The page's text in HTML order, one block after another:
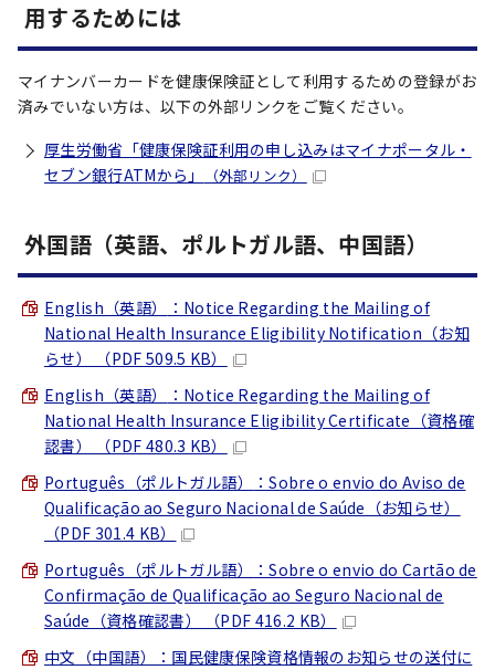
用するためには
マイナンバーカードを健康保険証として利用するための登録がお
済みでいない方は、以下の外部リンクをご覧ください。
厚生労働省「健康保険証利用の申し込みはマイナポータル・
セブン銀行ATMから」
（外部リンク）
外国語（英語、ポルトガル語、中国語）
English（英語）
：Notice Regarding the Mailing of
National Health Insurance Eligibility Notification（お知
らせ） （PDF 509.5 KB）
English（英語）
：Notice Regarding the Mailing of
National Health Insurance Eligibility Certificate（資格確
認書） （PDF 480.3 KB）
Português（ポルトガル語）
：Sobre o envio do Aviso de
Qualificação ao Seguro Nacional de Saúde（お知らせ）
（PDF 301.4 KB）
Português（ポルトガル語）
：Sobre o envio do Cartão de
Confirmação de Qualificação ao Seguro Nacional de
Saúde（資格確認書） （PDF 416.2 KB）
中文（中国語）
：国民健康保険資格情報のお知らせの送付に